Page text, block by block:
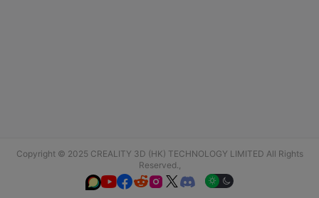
Copyright © 2025 CREALITY 3D (HK) TECHNOLOGY LIMITED All Rights
Reserved.,
  